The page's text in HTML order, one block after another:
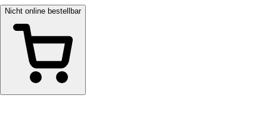
Nicht online bestellbar